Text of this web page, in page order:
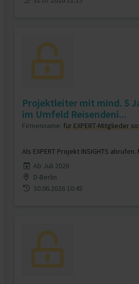
Projektleiter mit mind. 5
im Umfeld Reisendeni...
Firmenname: für EXPERT-Mitglieder
Als EXPERT Projekt INSIGHTS abrufen.
Ab Juli 2026
D-Berlin
30.06.2026 10:45